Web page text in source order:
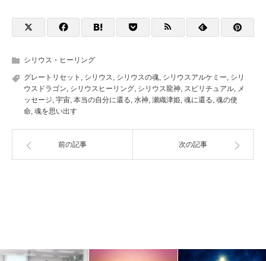
シリウス・ヒーリング
グレートリセット , シリウス, シリウスの魂, シリウスアルケミー, シリ
ウスドラゴン, シリウスヒーリング, シリウス龍神, スピリチュアル, メ
ッセージ, 宇宙, 本当の自分に還る, 水神, 瀬織津姫, 魂に還る, 魂の使
命, 魂を思い出す
前の記事 次の記事